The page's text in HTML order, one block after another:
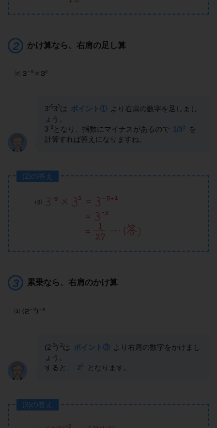
かけ算なら、右肩の足し算
3-532は ポイント① より右肩の数字を足しまし
ょう。
3-3 となり、指数にマイナスがあるので 1/33
を
計算すれば答えになりますね。
(2)の答え
累乗なら、右肩のかけ算
(2-3)-2は ポイント③ より右肩の数字をかけまし
ょう。
すると、
26 となります。
(3)の答え